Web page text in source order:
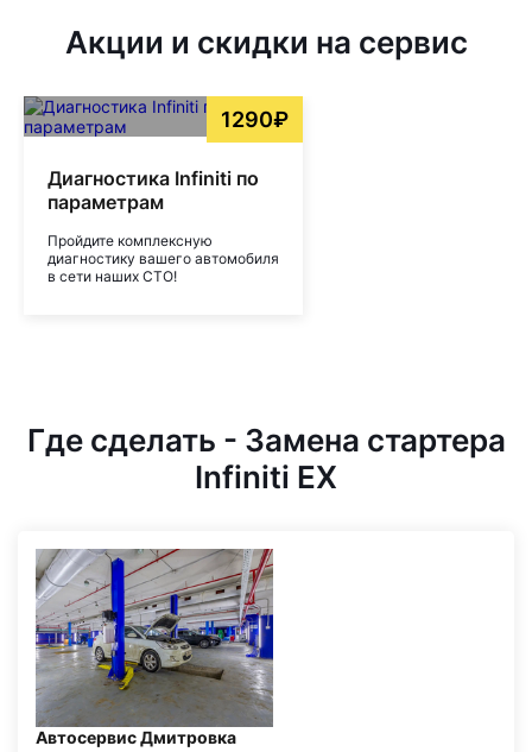
Акции и скидки на сервис
1290₽
Диагностика Infiniti по
параметрам
Пройдите комплексную
диагностику вашего автомобиля
в сети наших СТО!
Где сделать - Замена стартера
Infiniti EX
Автосервис Дмитровка